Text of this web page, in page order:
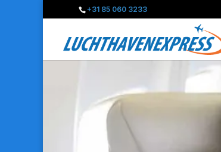
+31 85 060 3233